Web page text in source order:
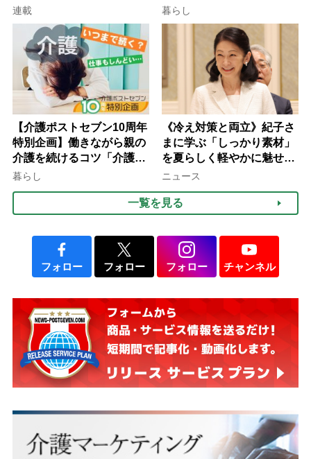
連載
される」ケースも【FP解
説】
暮らし
【介護ポストセブン10周年
特別企画】働きながら親の
介護を続けるコツ「介護は
10年以上続くことも…3つ
みよう」【社会福祉士解
説】
暮らし
《冷え対策と両立》紀子さ
まに学ぶ「しっかり素材」
を夏らしく軽やかに魅せる
3つの着こなし法則
ニュース
一覧を見る
フォロー フォロー フォロー チャンネル